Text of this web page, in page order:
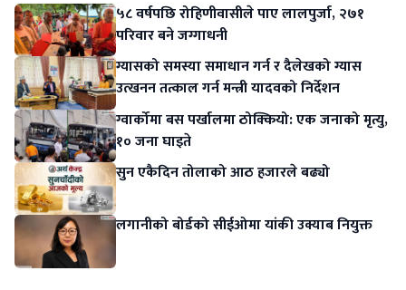
५८ वर्षपछि रोहिणीवासीले पाए लालपुर्जा, २७१
परिवार बने जग्गाधनी
ग्यासको समस्या समाधान गर्न र दैलेखको ग्यास
उत्खनन तत्काल गर्न मन्त्री यादवको निर्देशन
ग्वार्कोमा बस पर्खालमा ठोक्कियो: एक जनाको मृत्यु,
१० जना घाइते
सुन एकैदिन तोलाको आठ हजारले बढ्यो
लगानीको बोर्डको सीईओमा यांकी उक्याब नियुक्त